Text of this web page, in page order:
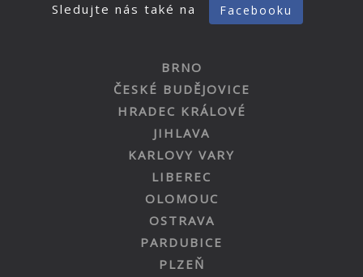
Sledujte nás také na Facebooku
BRNO
ČESKÉ BUDĚJOVICE
HRADEC KRÁLOVÉ
JIHLAVA
KARLOVY VARY
LIBEREC
OLOMOUC
OSTRAVA
PARDUBICE
PLZEŇ